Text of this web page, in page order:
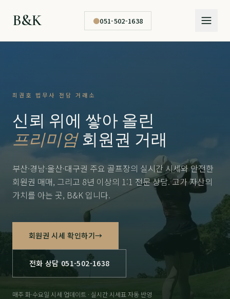
B&K ●051-502-1638
최권호 법무사 전담 거래소
신뢰 위에 쌓아 올린
프리미엄회원권 거래
부산·경남·울산·대구권 주요 골프장의 실시간 시세와 안전한
회원권 매매, 그리고 8년 이상의 1:1 전문 상담. 고가 자산의
가치를 아는 곳, B&K 입니다.
회원권 시세 확인하기→
전화 상담 051-502-1638
매주 화·수요일 시세 업데이트 · 실시간 시세표 자동 반영